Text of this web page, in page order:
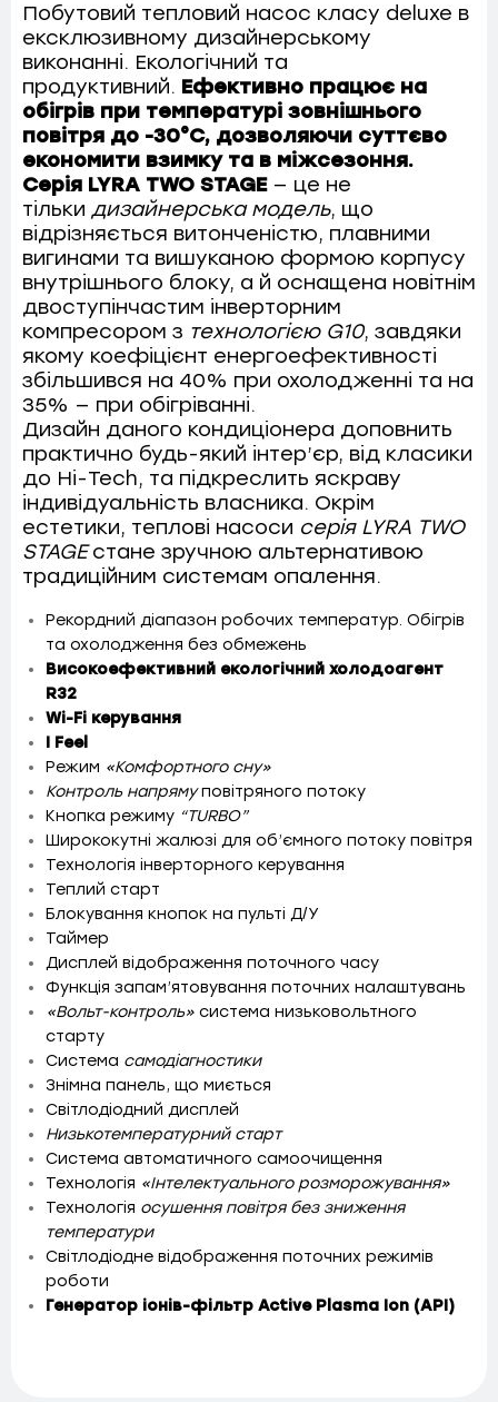
Побутовий тепловий насос класу deluxe в
ексклюзивному дизайнерському
виконанні. Екологічний та
продуктивний. Ефективно працює на
обігрів при температурі зовнішнього
повітря до -30°С, дозволяючи суттєво
економити взимку та в міжсезоння.
Серія LYRA TWO STAGE— це не
тільки дизайнерська модель, що
відрізняється витонченістю, плавними
вигинами та вишуканою формою корпусу
внутрішнього блоку, а й оснащена новітнім
двоступінчастим інверторним
компресором з технологією G10, завдяки
якому коефіцієнт енергоефективності
збільшився на 40% при охолодженні та на
35% — при обігріванні.
Дизайн даного кондиціонера доповнить
практично будь-який інтер’єр, від класики
до Hi-Tech, та підкреслить яскраву
індивідуальність власника. Окрім
естетики, теплові насоси серія LYRA TWO
STAGEстане зручною альтернативою
традиційним системам опалення.
Рекордний діапазон робочих температур. Обігрів
та охолодження без обмежень
Високоефективний екологічний холодоагент
R32
Wi-Fi керування
I Feel
Режим «Комфортного сну»
Контроль напрямуповітряного потоку
Кнопка режиму “TURBO”
Ширококутні жалюзі для об’ємного потоку повітря
Технологія інверторного керування
Теплий старт
Блокування кнопок на пульті Д/У
Таймер
Дисплей відображення поточного часу
Функція запам’ятовування поточних налаштувань
«Вольт-контроль» система низьковольтного
старту
Система самодіагностики
Знімна панель, що миється
Світлодіодний дисплей
Низькотемпературний старт
Система автоматичного самоочищення
Технологія «Інтелектуального розморожування»
Технологія осушення повітря без зниження
температури
Світлодіодне відображення поточних режимів
роботи
Генератор іонів-фільтр Active Plasma Ion (API)